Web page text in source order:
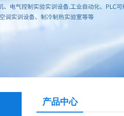
产品中心